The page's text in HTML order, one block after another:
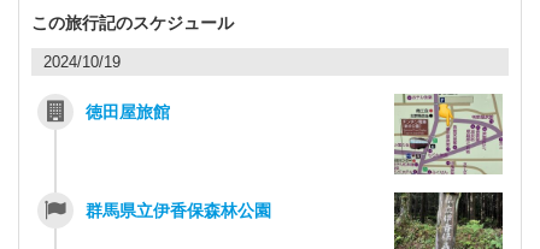
この旅行記のスケジュール
2024/10/19
徳田屋旅館
群馬県立伊香保森林公園